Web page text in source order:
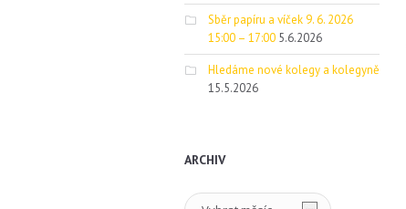
Sběr papíru a víček 9. 6. 2026
15:00 – 17:00 5.6.2026
Hledáme nové kolegy a kolegyně
15.5.2026
ARCHIV
Archiv